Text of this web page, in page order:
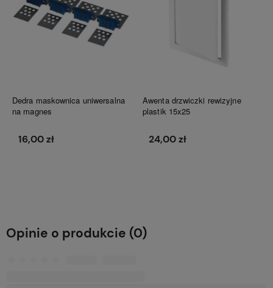
Dedra maskownica uniwersalna
na magnes
16,00 zł
Awenta drzwiczki rewizyjne
plastik 15x25
24,00 zł
Opinie o produkcie (0)